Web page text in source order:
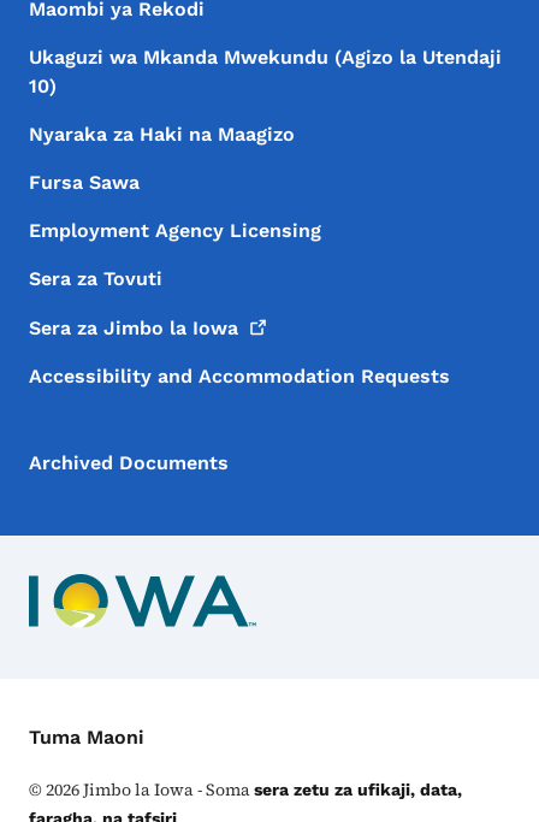
Maombi ya Rekodi
Ukaguzi wa Mkanda Mwekundu (Agizo la Utendaji
10)
Nyaraka za Haki na Maagizo
Fursa Sawa
Employment Agency Licensing
Sera za Tovuti
Sera za Jimbo la Iowa
Accessibility and Accommodation Requests
Archived Documents
Menyu ya Mawasiliano
Tuma Maoni
©2026Jimbo la Iowa - Somasera zetu za ufikaji, data,